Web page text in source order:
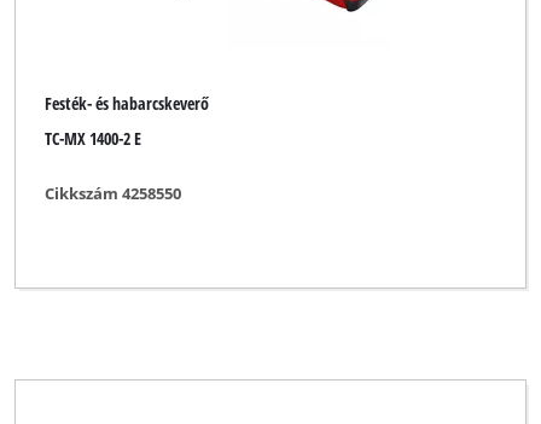
Festék- és habarcskeverő
TC-MX 1400-2 E
Cikkszám 4258550